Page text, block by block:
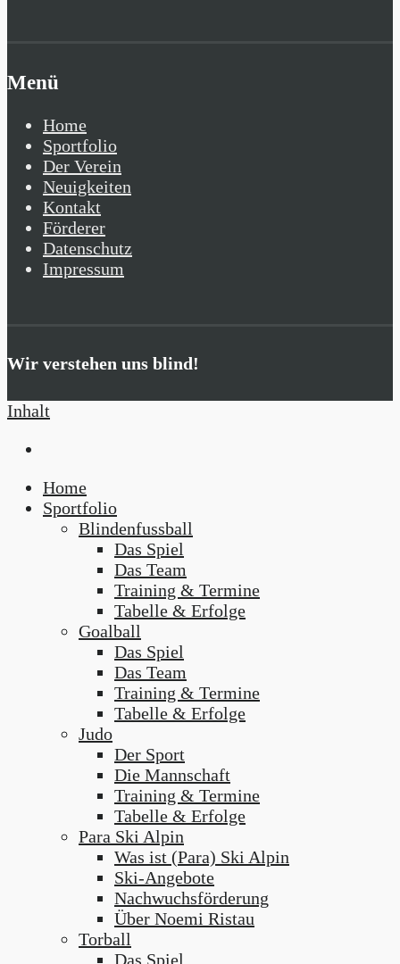
Menü
Home
Sportfolio
Der Verein
Neuigkeiten
Kontakt
Förderer
Datenschutz
Impressum
Wir verstehen uns blind!
Inhalt
Home
Sportfolio
Blindenfussball
Das Spiel
Das Team
Training & Termine
Tabelle & Erfolge
Goalball
Das Spiel
Das Team
Training & Termine
Tabelle & Erfolge
Judo
Der Sport
Die Mannschaft
Training & Termine
Tabelle & Erfolge
Para Ski Alpin
Was ist (Para) Ski Alpin
Ski-Angebote
Nachwuchsförderung
Über Noemi Ristau
Torball
Das Spiel